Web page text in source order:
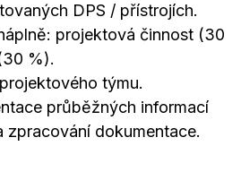
DPS / přístrojích.
projektová činnost (30
%).
týmu.
průběžných informací
zpracování dokumentace.